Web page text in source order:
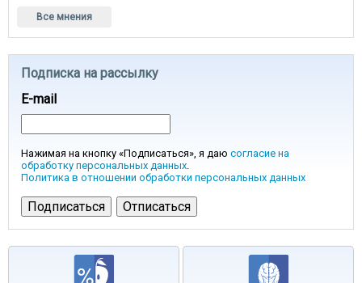
Все мнения
Подписка на рассылку
E-mail
Нажимая на кнопку «Подписаться», я даю согласие на
обработку персональных данных.
Политика в отношении обработки персональных данных